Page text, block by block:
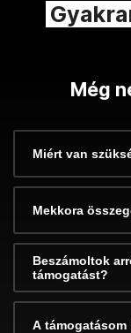
Még
Miért van
Mekkora
Beszámoltok
támogatást?
A támogatásom